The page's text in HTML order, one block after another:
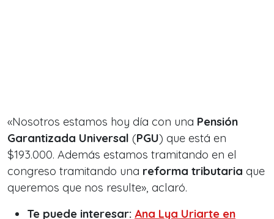
«Nosotros estamos hoy día con una Pensión
Garantizada Universal (PGU) que está en
$193.000. Además estamos tramitando en el
congreso tramitando una reforma tributaria que
queremos que nos resulte», aclaró.
Te puede interesar: Ana Lya Uriarte en